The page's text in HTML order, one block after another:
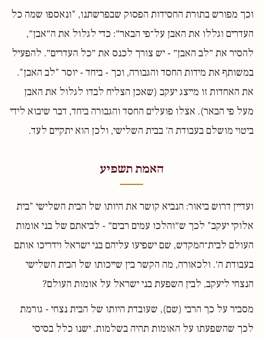
וכך מפורש בתורת החסידות הפסוק שבפרשתנו, "ונאספו שמה כל
העדרים וגללו את האבן על־פי הבאר״: כדי לגלול את ה״אבן״,
להסיר את ״לב האבן״ - יש צורך לכנס את ״כל העדרים״. להפעיל
במשותף את מידות החסד והגבורה, וכך - ביחד - יוסר "לב האבן".
את האחדות זו מייצג יעקב (שאכן הצליח לבדו לגלול את האבן
מעל פי הבאר). אצלו פועלים החסד והגבורה ביחד, דבר שיבוא לידי
ביטוי מושלם בעבודת ה׳ בבית השלישי, ולכן הוא יתקיים לעד.
האמת תשפיע
ועדיין דרוש ביאור: הנביא קושר את היותו של הבית השלישי "בית
אלוקי יעקב" לכך ש״והלכו עמים רבים״ - לביאתם של בני אומות
העולם לבית־המקדש, שם ישפיעו עליהם בני ישראל וידריכו אותם
בעבודת ה׳. ולכאורה, מה הקשר בין שייכותו של הבית השלישי
הנצחי ליעקב, לבין השפעת בני ישראל על אומות העולם?
מסביר על כך הרבי (שם), שעובדת היותו של הבית נצחי - גורמת
לכך שהשפעתו על האומות תהיה בשלמות. ישנו כלל בסיסי